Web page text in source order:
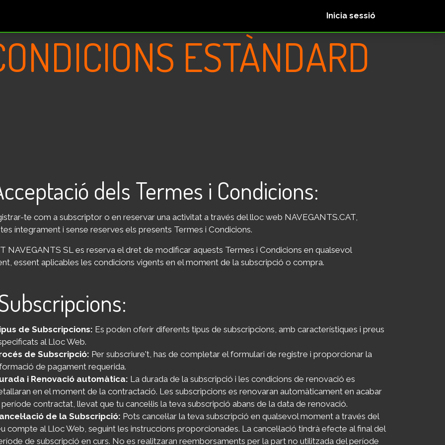
Inicia sessió
ESTÀNDARD
dels Termes i Condicions:
te com a subscriptor o en reservar una activitat a través del lloc web NAVEGANTS.CAT,
íntegrament i sense reserves els presents Termes i Condicions.
NAVEGANTS SL es reserva el dret de modificar aquests Termes i Condicions en qualsevol
essent aplicables les condicions vigents en el moment de la subscripció o compra.
de Subscripcions: Es poden oferir diferents tipus de subscripcions, amb característiques i preus
al Lloc Web.
de Subscripció: Per subscriure't, has de completar el formulari de registre i proporcionar la
de pagament requerida.
i Renovació automàtica: La durada de la subscripció i les condicions de renovació es
en el moment de la contractació. Les subscripcions es renovaran automàticament en acabar
període contractat, llevat que tu cancel·lis la teva subscripció abans de la data de renovació.
de la Subscripció: Pots cancel·lar la teva subscripció en qualsevol moment a través del
compte al Lloc Web, seguint les instruccions proporcionades. La cancel·lació tindrà efecte al final del
de subscripció en curs. No es realitzaran reemborsaments per la part no utilitzada del període